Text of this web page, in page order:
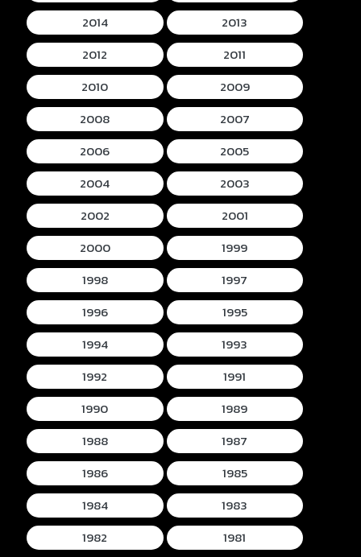
2014
2013
2012
2011
2010
2009
2008
2007
2006
2005
2004
2003
2002
2001
2000
1999
1998
1997
1996
1995
1994
1993
1992
1991
1990
1989
1988
1987
1986
1985
1984
1983
1982
1981